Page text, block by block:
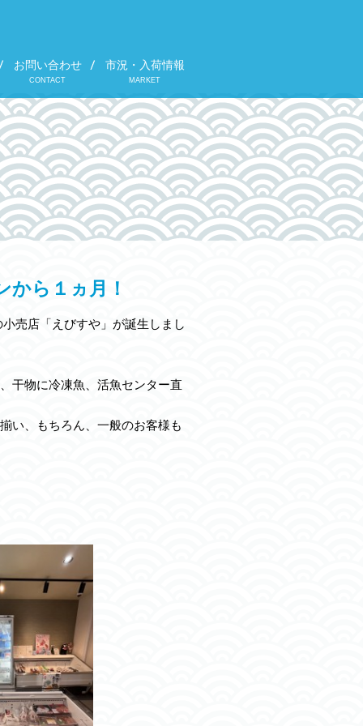
お問い合わせ
CONTACT
市況・入荷情報
MARKET
ら１ヵ月！
売店「えびすや」が誕生しまし
干物に冷凍魚、活魚センター直
い、もちろん、一般のお客様も